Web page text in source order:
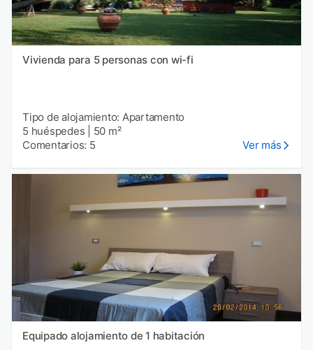
Vivienda para 5 personas con wi-fi
Tipo de alojamiento: Apartamento
5 huéspedes
50 m²
Comentarios: 5
Ver más
Equipado alojamiento de 1 habitación